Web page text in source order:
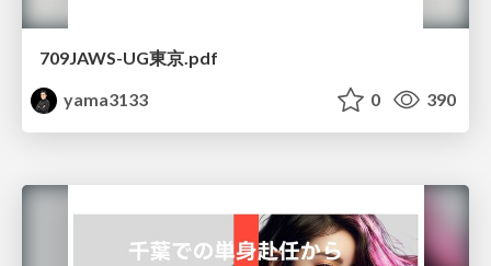
709JAWS-UG東京.pdf
yama3133
0 390